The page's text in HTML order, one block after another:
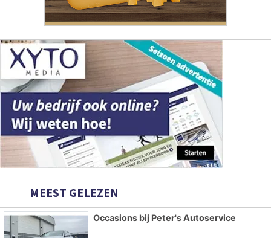
MEEST GELEZEN
Occasions bij Peter's Autoservice